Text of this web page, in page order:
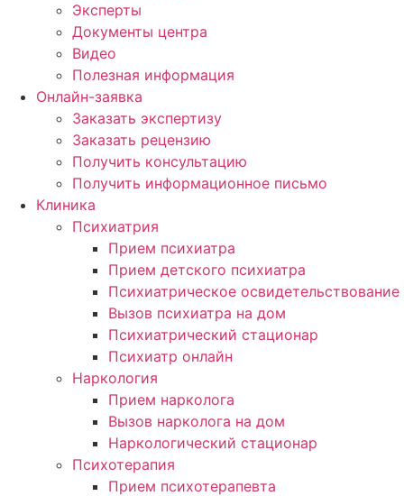
Эксперты
Документы центра
Видео
Полезная информация
Онлайн-заявка
Заказать экспертизу
Заказать рецензию
Получить консультацию
Получить информационное письмо
Клиника
Психиатрия
Прием психиатра
Прием детского психиатра
Психиатрическое освидетельствование
Вызов психиатра на дом
Психиатрический стационар
Психиатр онлайн
Наркология
Прием нарколога
Вызов нарколога на дом
Наркологический стационар
Психотерапия
Прием психотерапевта